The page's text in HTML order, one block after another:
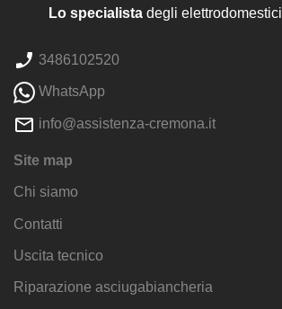
Lo specialistadegli elettrodomestici
3486102520
WhatsApp
info@assistenza-cremona.it
Site map
Chi siamo
Contatti
Uscita tecnico
Riparazione asciugabiancheria